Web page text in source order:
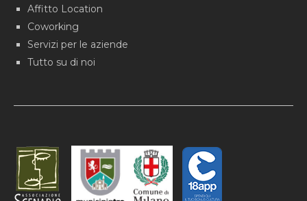
Affitto Location
Coworking
Servizi per le aziende
Tutto su di noi